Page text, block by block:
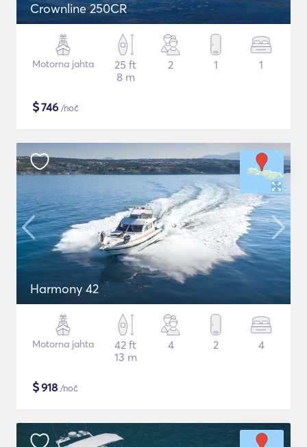
Crownline 250CR
Motorna jahta
25 ft
8 m
2 1 1
$746 /noč
Harmony 42
Motorna jahta
42 ft
13 m
4 2 4
$918 /noč